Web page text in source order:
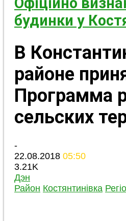
будинки у
В
районе
Программа
сельских
-
22.08.2018 05:50
3.21K
Дэн
Район Костянтинівка